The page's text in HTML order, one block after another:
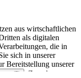
aus wirtschaftlichen
als digitalen
die in
sich in unserer
Bereitstellung unserer
(5)
. Zwecke: